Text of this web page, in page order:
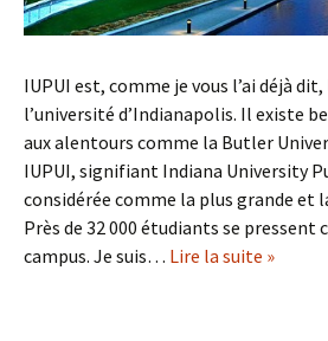
IUPUI est, comme je vous l’ai déjà
l’université d’Indianapolis. Il existe
aux alentours comme la Butler
IUPUI, signifiant Indiana University
considérée comme la plus grande et
Près de 32 000 étudiants se pressent
campus. Je suis… Lire la suite »